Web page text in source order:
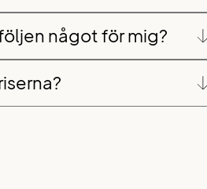
något för mig?